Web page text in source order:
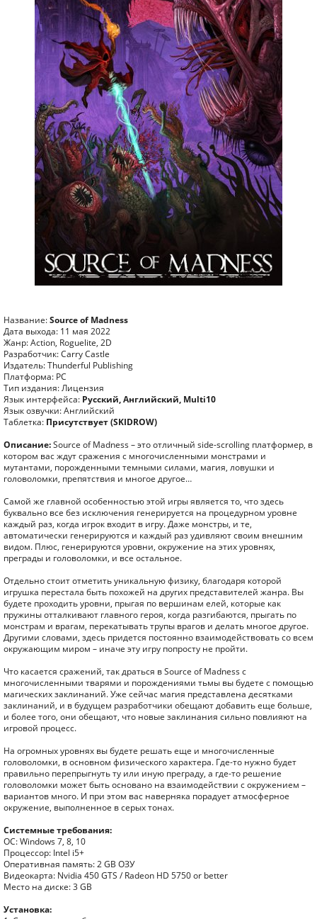
Название:Source of Madness
Дата выхода: 11 мая 2022
Жанр: Action, Roguelite, 2D
Разработчик: Carry Castle
Издатель: Thunderful Publishing
Платформа: PC
Тип издания: Лицензия
Язык интерфейса: Русский, Английский, Multi10
Язык озвучки: Английский
Таблетка: Присутствует (SKIDROW)
Описание:Source of Madness – это отличный side-scrolling платформер, в
котором вас ждут сражения с многочисленными монстрами и
мутантами, порожденными темными силами, магия, ловушки и
головоломки, препятствия и многое другое…
Самой же главной особенностью этой игры является то, что здесь
буквально все без исключения генерируется на процедурном уровне
каждый раз, когда игрок входит в игру. Даже монстры, и те,
автоматически генерируются и каждый раз удивляют своим внешним
видом. Плюс, генерируются уровни, окружение на этих уровнях,
преграды и головоломки, и все остальное.
Отдельно стоит отметить уникальную физику, благодаря которой
игрушка перестала быть похожей на других представителей жанра. Вы
будете проходить уровни, прыгая по вершинам елей, которые как
пружины отталкивают главного героя, когда разгибаются, прыгать по
монстрам и врагам, перекатывать трупы врагов и делать многое другое.
Другими словами, здесь придется постоянно взаимодействовать со всем
окружающим миром – иначе эту игру попросту не пройти.
Что касается сражений, так драться в Source of Madness с
многочисленными тварями и порождениями тьмы вы будете с помощью
магических заклинаний. Уже сейчас магия представлена десятками
заклинаний, и в будущем разработчики обещают добавить еще больше,
и более того, они обещают, что новые заклинания сильно повлияют на
игровой процесс.
На огромных уровнях вы будете решать еще и многочисленные
головоломки, в основном физического характера. Где-то нужно будет
правильно перепрыгнуть ту или иную преграду, а где-то решение
головоломки может быть основано на взаимодействии с окружением –
вариантов много. И при этом вас наверняка порадует атмосферное
окружение, выполненное в серых тонах.
Системные требования:
ОС: Windows 7, 8, 10
Процессор: Intel i5+
Оперативная память: 2 GB ОЗУ
Видеокарта: Nvidia 450 GTS / Radeon HD 5750 or better
Место на диске: 3 GB
Установка: